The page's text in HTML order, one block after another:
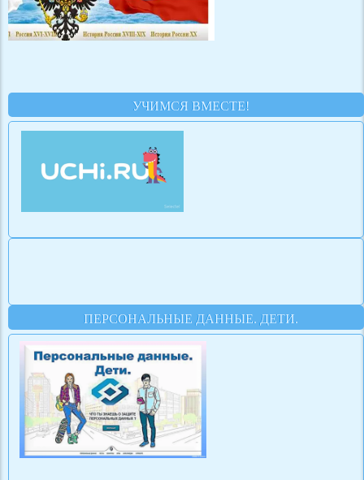
УЧИМСЯ ВМЕСТЕ!
ПЕРСОНАЛЬНЫЕ ДАННЫЕ. ДЕТИ.